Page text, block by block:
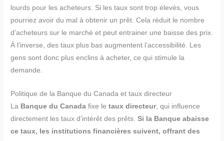
lourds pour les acheteurs. Si les taux sont trop élevés, vous
pourriez avoir du mal à obtenir un prêt. Cela réduit le nombre
d’acheteurs sur le marché et peut entrainer une baisse des prix.
À l’inverse, des taux plus bas augmentent l’accessibilité. Les
gens sont donc plus enclins à acheter, ce qui stimule la
demande.
Politique de la Banque du Canada et taux directeur
La Banque du Canada fixe letaux directeur, qui influence
directement les taux d’intérêt des prêts.Si la Banque abaisse
ce taux, les institutions financières suivent, offrant des